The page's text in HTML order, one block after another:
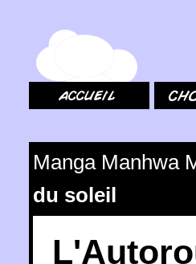
Manga Manhwa
du soleil